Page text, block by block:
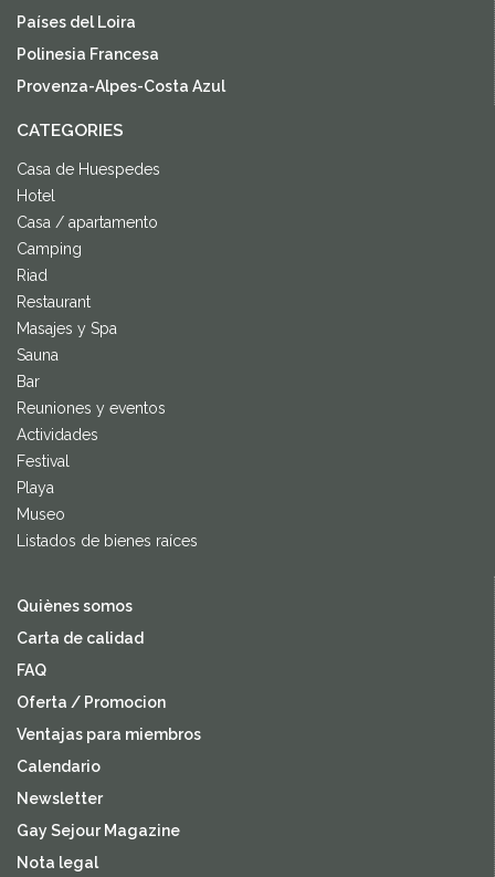
Países del Loira
Polinesia Francesa
Provenza-Alpes-Costa Azul
CATEGORIES
Casa de Huespedes
Hotel
Casa / apartamento
Camping
Riad
Restaurant
Masajes y Spa
Sauna
Bar
Reuniones y eventos
Actividades
Festival
Playa
Museo
Listados de bienes raíces
Quiènes somos
Carta de calidad
FAQ
Oferta / Promocion
Ventajas para miembros
Calendario
Newsletter
Gay Sejour Magazine
Nota legal